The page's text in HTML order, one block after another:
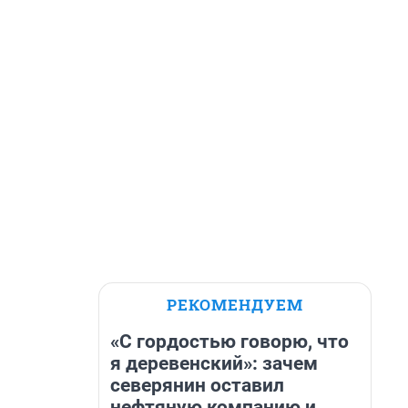
РЕКОМЕНДУЕМ
«С гордостью говорю, что
я деревенский»: зачем
северянин оставил